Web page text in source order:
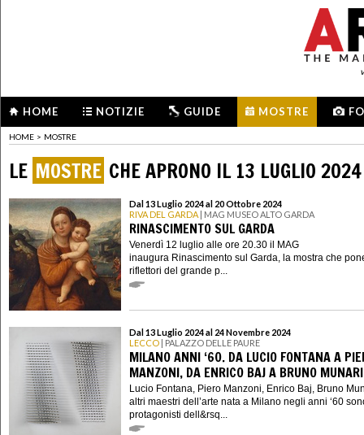
HOME NOTIZIE GUIDE MOSTRE
HOME > MOSTRE
LE MOSTRE CHE APRONO IL 13 LUGLIO 2024
Dal 13 Luglio 2024 al 20 Ottobre 2024
RIVA DEL GARDA | MAG MUSEO ALTO GARDA
RINASCIMENTO SUL GARDA
Venerdì 12 luglio alle ore 20.30 il MAG
inaugura Rinascimento sul Garda, la mostra che
riflettori del grande p...
Dal 13 Luglio 2024 al 24 Novembre 2024
LECCO | PALAZZO DELLE PAURE
MILANO ANNI ‘60. DA LUCIO FONTANA A
MANZONI, DA ENRICO BAJ A BRUNO MUNARI
Lucio Fontana, Piero Manzoni, Enrico Baj, Bruno
altri maestri dell’arte nata a Milano negli anni ‘60
protagonisti dell&rsq...